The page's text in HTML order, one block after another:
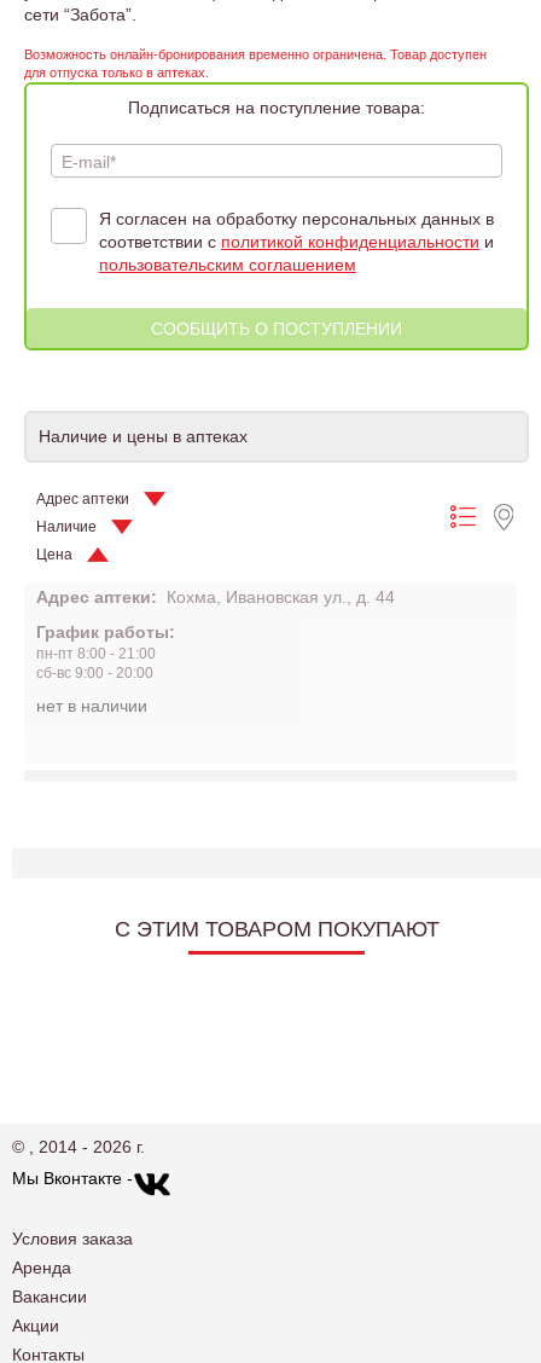
сети “Забота”.
Возможность онлайн-бронирования временно ограничена. Товар доступен
для отпуска только в аптеках.
Подписаться на поступление товара:
E-mail*
Я согласен на обработку персональных данных в
соответствии с политикой конфиденциальности и
пользовательским соглашением
Наличие и цены в аптеках
Адрес аптеки
Наличие
Цена
Адрес аптеки:
Кохма, Ивановская ул., д. 44
График работы:
пн-пт 8:00 - 21:00
сб-вс 9:00 - 20:00
нет в наличии
C ЭТИМ ТОВАРОМ ПОКУПАЮТ
© , 2014 - 2026 г.
Мы Вконтакте -
Условия заказа
Аренда
Вакансии
Акции
Контакты